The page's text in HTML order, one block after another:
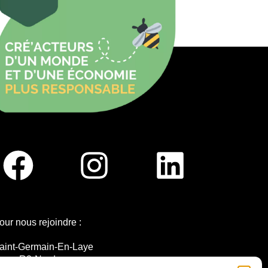
nous rejoindre :
Germain-En-Laye
R2-Nord